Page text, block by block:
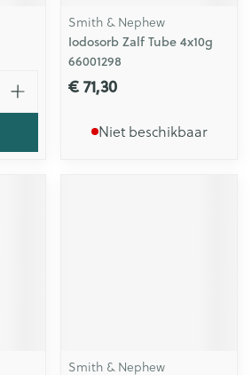
Smith & Nephew
Iodosorb Zalf Tube 4x10g
66001298
€ 71,30
Niet beschikbaar
Smith & Nephew